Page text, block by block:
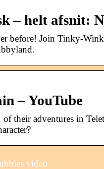
– helt afsnit:
before! Join Tinky-
– YouTube
their adventures in
video